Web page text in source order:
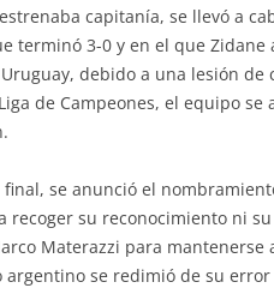
capitanía, se llevó a
terminó 3-0 y en el que
Uruguay, debido a una lesión
de Campeones, el equipo
final, se anunció el
recoger su reconocimiento ni
Materazzi para mantenerse
argentino se redimió de su